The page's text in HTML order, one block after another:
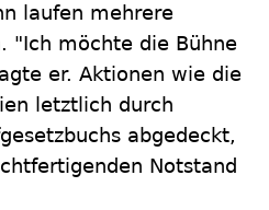
laufen mehrere
"Ich möchte die Bühne
er. Aktionen wie die
letztlich durch
abgedeckt,
Notstand